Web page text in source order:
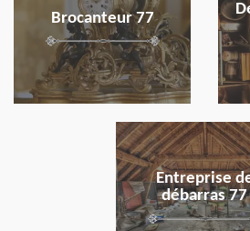
Brocanteur 77
Entreprise
débarras 77
en savoir plus